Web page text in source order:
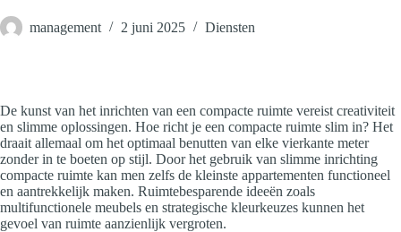
management 2 juni 2025 Diensten
De kunst van het inrichten van een compacte ruimte vereist creativiteit
en slimme oplossingen. Hoe richt je een compacte ruimte slim in? Het
draait allemaal om het optimaal benutten van elke vierkante meter
zonder in te boeten op stijl. Door het gebruik van slimme inrichting
compacte ruimte kan men zelfs de kleinste appartementen functioneel
en aantrekkelijk maken. Ruimtebesparende ideeën zoals
multifunctionele meubels en strategische kleurkeuzes kunnen het
gevoel van ruimte aanzienlijk vergroten.